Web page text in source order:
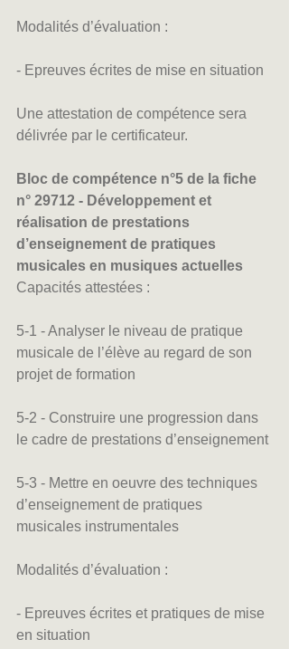
Modalités d’évaluation :
- Epreuves écrites de mise en situation
Une attestation de compétence sera
délivrée par le certificateur.
Bloc de compétence n°5 de la fiche
n° 29712 - Développement et
réalisation de prestations
d’enseignement de pratiques
musicales en musiques actuelles
Capacités attestées :
5-1 - Analyser le niveau de pratique
musicale de l’élève au regard de son
projet de formation
5-2 - Construire une progression dans
le cadre de prestations d’enseignement
5-3 - Mettre en oeuvre des techniques
d’enseignement de pratiques
musicales instrumentales
Modalités d’évaluation :
- Epreuves écrites et pratiques de mise
en situation